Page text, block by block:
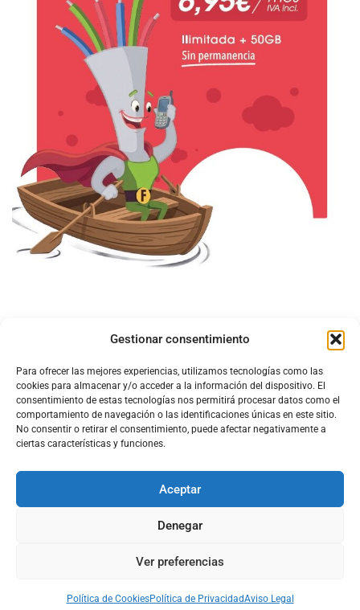
Gestionar consentimiento
Para ofrecer las mejores experiencias, utilizamos tecnologías como las
cookies para almacenar y/o acceder a la información del dispositivo. El
consentimiento de estas tecnologías nos permitirá procesar datos como el
comportamiento de navegación o las identificaciones únicas en este sitio.
No consentir o retirar el consentimiento, puede afectar negativamente a
ciertas características y funciones.
Aceptar
Denegar
Ver preferencias
Política de CookiesPolítica de PrivacidadAviso Legal
Acerca de Nosotros